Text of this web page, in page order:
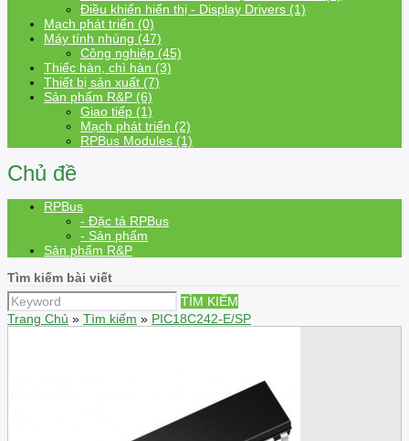
Điều khiển hiển thị - Display Drivers (1)
Mạch phát triển (0)
Máy tính nhúng (47)
Công nghiệp (45)
Thiếc hàn, chì hàn (3)
Thiết bị sản xuất (7)
Sản phẩm R&P (6)
Giao tiếp (1)
Mạch phát triển (2)
RPBus Modules (1)
Chủ đề
RPBus
- Đặc tả RPBus
- Sản phẩm
Sản phẩm R&P
Tìm kiếm bài viết
TÌM KIẾM
Trang Chủ » Tìm kiếm » PIC18C242-E/SP